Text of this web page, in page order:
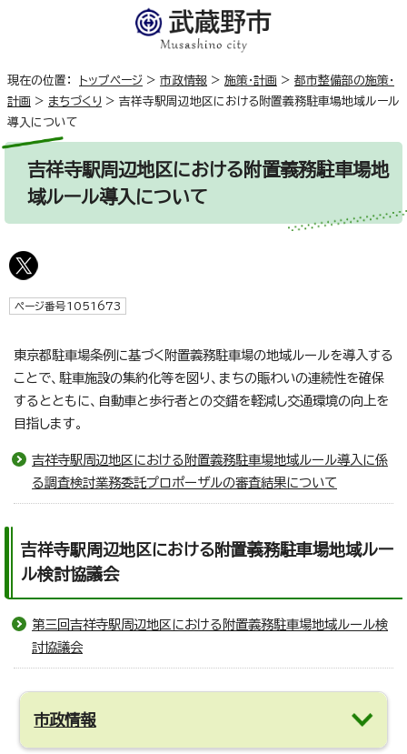
現在の位置： トップページ > 市政情報 > 施策・計画 > 都市整備部の施策・
計画 > まちづくり > 吉祥寺駅周辺地区における附置義務駐車場地域ルール
導入について
吉祥寺駅周辺地区における附置義務駐車場地
域ルール導入について
ページ番号1051673
東京都駐車場条例に基づく附置義務駐車場の地域ルールを導入する
ことで、駐車施設の集約化等を図り、まちの賑わいの連続性を確保
するとともに、自動車と歩行者との交錯を軽減し交通環境の向上を
目指します。
吉祥寺駅周辺地区における附置義務駐車場地域ルール導入に係
る調査検討業務委託プロポーザルの審査結果について
吉祥寺駅周辺地区における附置義務駐車場地域ルー
ル検討協議会
第三回吉祥寺駅周辺地区における附置義務駐車場地域ルール検
討協議会
市政情報